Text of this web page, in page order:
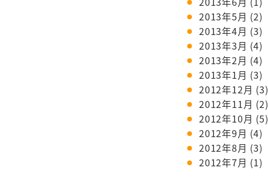
2013年5月 (2)
2013年4月 (3)
2013年3月 (4)
2013年2月 (4)
2013年1月 (3)
2012年12月 (3)
2012年11月 (2)
2012年10月 (5)
2012年9月 (4)
2012年8月 (3)
2012年7月 (1)